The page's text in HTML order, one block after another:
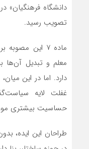
دانشگاه فرهنگیان»
تصویب رسید.
ماده ۷ این
دارد. اما در این
غفلت لایه
حساسیت بیشتری
طراحان این ایده،